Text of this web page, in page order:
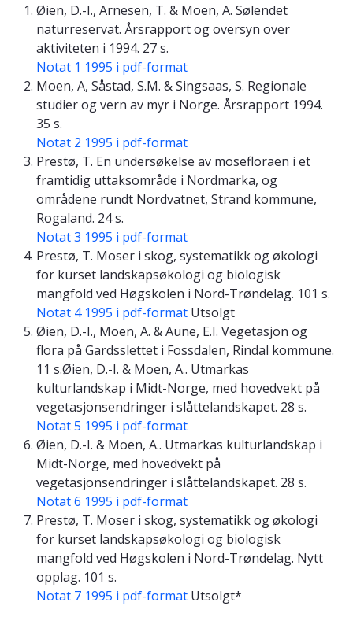
Øien, D.-I., Arnesen, T. & Moen, A. Sølendet
naturreservat. Årsrapport og oversyn over
aktiviteten i 1994. 27 s.
Notat 1 1995 i pdf-format
Moen, A, Såstad, S.M. & Singsaas, S. Regionale
studier og vern av myr i Norge. Årsrapport 1994.
35 s.
Notat 2 1995 i pdf-format
Prestø, T. En undersøkelse av mosefloraen i et
framtidig uttaksområde i Nordmarka, og
områdene rundt Nordvatnet, Strand kommune,
Rogaland. 24 s.
Notat 3 1995 i pdf-format
Prestø, T. Moser i skog, systematikk og økologi
for kurset landskapsøkologi og biologisk
mangfold ved Høgskolen i Nord-Trøndelag. 101 s.
Notat 4 1995 i pdf-format Utsolgt
Øien, D.-I., Moen, A. & Aune, E.I. Vegetasjon og
flora på Gardsslettet i Fossdalen, Rindal kommune.
11 s.Øien, D.-I. & Moen, A.. Utmarkas
kulturlandskap i Midt-Norge, med hovedvekt på
vegetasjonsendringer i slåttelandskapet. 28 s.
Notat 5 1995 i pdf-format
Øien, D.-I. & Moen, A.. Utmarkas kulturlandskap i
Midt-Norge, med hovedvekt på
vegetasjonsendringer i slåttelandskapet. 28 s.
Notat 6 1995 i pdf-format
Prestø, T. Moser i skog, systematikk og økologi
for kurset landskapsøkologi og biologisk
mangfold ved Høgskolen i Nord-Trøndelag. Nytt
opplag. 101 s.
Notat 7 1995 i pdf-format Utsolgt*